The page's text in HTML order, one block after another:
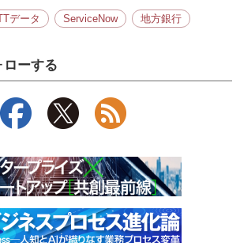
データ ServiceNow 地方銀行
ーする